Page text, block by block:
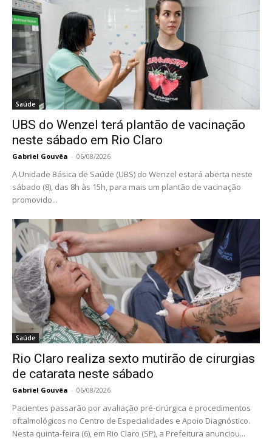
Saúde
UBS do Wenzel terá plantão de vacinação
neste sábado em Rio Claro
Gabriel Gouvêa - 06/08/2026
A Unidade Básica de Saúde (UBS) do Wenzel estará aberta neste
sábado (8), das 8h às 15h, para mais um plantão de vacinação
promovido...
Saúde
Rio Claro realiza sexto mutirão de cirurgias
de catarata neste sábado
Gabriel Gouvêa - 06/08/2026
Pacientes passarão por avaliação pré-cirúrgica e procedimentos
oftalmológicos no Centro de Especialidades e Apoio Diagnóstico.
Nesta quinta-feira (6), em Rio Claro (SP), a Prefeitura anunciou...